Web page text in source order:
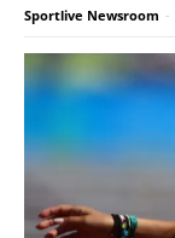
Sportlive Newsroom -